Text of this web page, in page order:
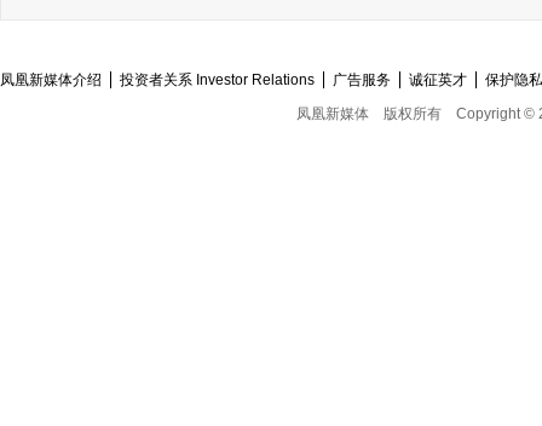
凤凰新媒体介绍 投资者关系 Investor Relations 广告服务 诚征英才
保护隐
凤凰新媒体
版权所有 Copyright ©